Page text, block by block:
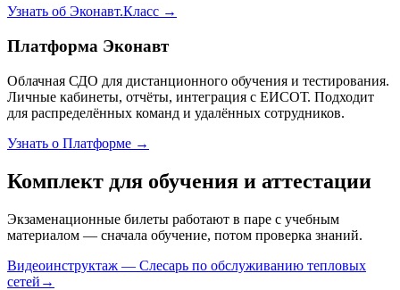
Узнать об Эконавт.Класс →
Платформа Эконавт
Облачная СДО для дистанционного обучения и тестирования.
Личные кабинеты, отчёты, интеграция с ЕИСОТ. Подходит
для распределённых команд и удалённых сотрудников.
Узнать о Платформе →
Комплект для обучения и аттестации
Экзаменационные билеты работают в паре с учебным
материалом — сначала обучение, потом проверка знаний.
Видеоинструктаж — Слесарь по обслуживанию тепловых
сетей →